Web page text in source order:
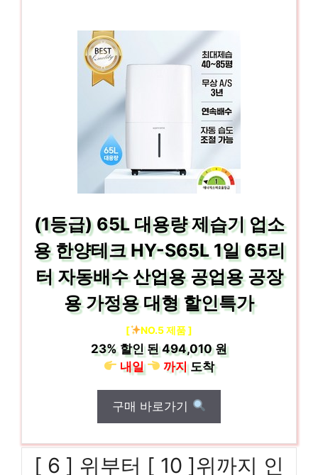
(1등급) 65L 대용량 제습기 업소
용 한양테크 HY-S65L 1일 65리
터 자동배수 산업용 공업용 공장
용 가정용 대형 할인특가
[ NO.5 제품 ]
23% 할인 된494,010 원
내일
까지도착
구매 바로가기
[ 6 ] 위부터 [ 10 ]위까지 인